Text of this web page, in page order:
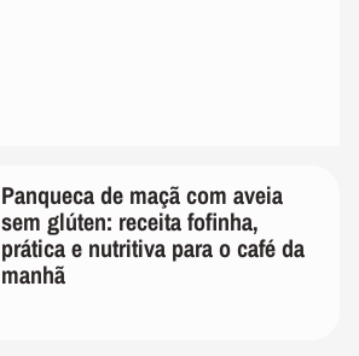
Panqueca de maçã com aveia
sem glúten: receita fofinha,
prática e nutritiva para o café da
manhã